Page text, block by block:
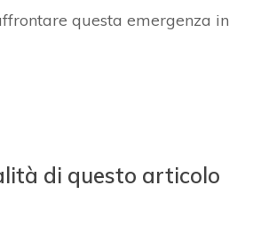
questa emergenza in
di questo articolo